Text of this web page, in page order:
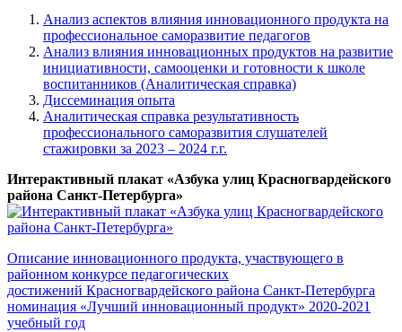
Анализ аспектов влияния инновационного продукта на
профессиональное саморазвитие педагогов
Анализ влияния инновационных продуктов на развитие
инициативности, самооценки и готовности к школе
воспитанников (Аналитическая справка)
Диссеминация опыта
Аналитическая справка результативность
профессионального саморазвития слушателей
стажировки за 2023 – 2024 г.г.
Интерактивный плакат «Азбука улиц Красногвардейского
района Санкт-Петербурга»
Описание инновационного продукта, участвующего в
районном конкурсе педагогических
достижений Красногвардейского района Санкт-Петербурга
номинация «Лучший инновационный продукт» 2020-2021
учебный год